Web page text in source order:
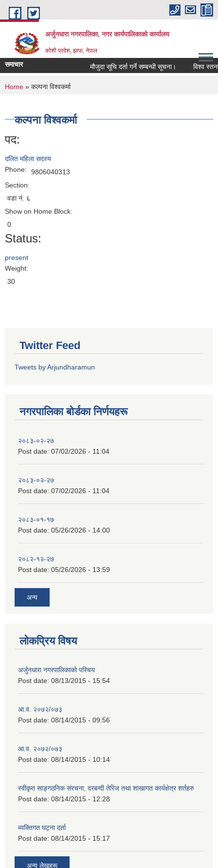
Skip to main content
अर्जुनधारा नगरपालिका, नगर कार्यपालिकाको कार्यालय
कोशी प्रदेश, झापा, नेपाल
समाचार मौजुदा सूचि दर्ता गर्ने सम्बन्धी सूचना। विश्व
You are here
Home » कल्पना विश्वकर्मा
कल्पना विश्वकर्मा
पद:
दलित महिला सदस्य
Phone:
9806040313
Section:
वडा नं. ६
Show on Home Block:
0
Status:
present
Weight:
30
Twitter Feed
Tweets by Arjundharamun
नगरपालिका बाेर्डका निर्णयहरू
२०८३-०२-२७
Post date: 07/02/2026 - 11:04
२०८३-०२-२७
Post date: 07/02/2026 - 11:04
२०८३-०१-१७
Post date: 05/26/2026 - 14:00
२०८२-१२-२७
Post date: 05/26/2026 - 13:59
अन्य
लोकप्रिय विषय
अर्जुनधारा नगरपालिकाको परिचय
Post date: 08/13/2015 - 15:54
आ.व. २०७२/०७३
Post date: 08/14/2015 - 09:56
आ.व. २०७२/०७३
Post date: 08/14/2015 - 10:14
स्वीकृत साङ्गठनिक संरचना, दरबन्दी तेरिज तथा शाखागत कार्यक्षेत्र शर्तहरु
Post date: 08/14/2015 - 12:28
ब्यक्तिगत घट्ना दर्ता
Post date: 08/14/2015 - 15:17
अन्य लेखहरू